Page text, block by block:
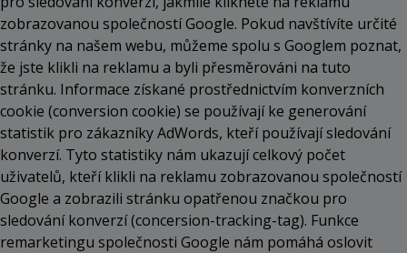
zobrazovanou společností Google. Pokud navštívíte určité
stránky na našem webu, můžeme spolu s Googlem poznat,
že jste klikli na reklamu a byli přesměrováni na tuto
stránku. Informace získané prostřednictvím konverzních
cookie (conversion cookie) se používají ke generování
statistik pro zákazníky AdWords, kteří používají sledování
konverzí. Tyto statistiky nám ukazují celkový počet
uživatelů, kteří klikli na reklamu zobrazovanou společností
Google a zobrazili stránku opatřenou značkou pro
sledování konverzí (concersion-tracking-tag). Funkce
remarketingu společnosti Google nám pomáhá oslovit